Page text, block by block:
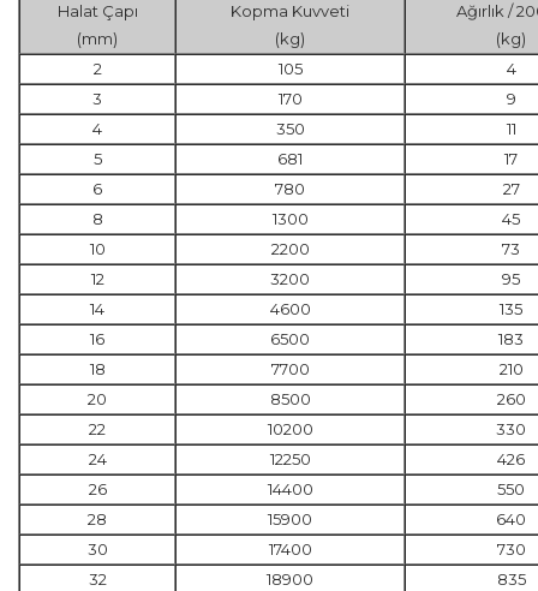
Halat Çapı
(mm)
Kopma Kuvveti
(kg)
Ağırlık /
(kg)
2
105
4
3
170
9
4
350
11
5
681
17
6
780
27
8
1300
45
10
2200
73
12
3200
95
14
4600
135
16
6500
183
18
7700
210
20
8500
260
22
10200
330
24
12250
426
26
14400
550
28
15900
640
30
17400
730
32
18900 835